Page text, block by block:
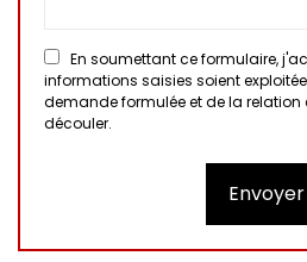
En soumettant ce formulaire,
informations saisies soient
demande formulée et de la
découler.